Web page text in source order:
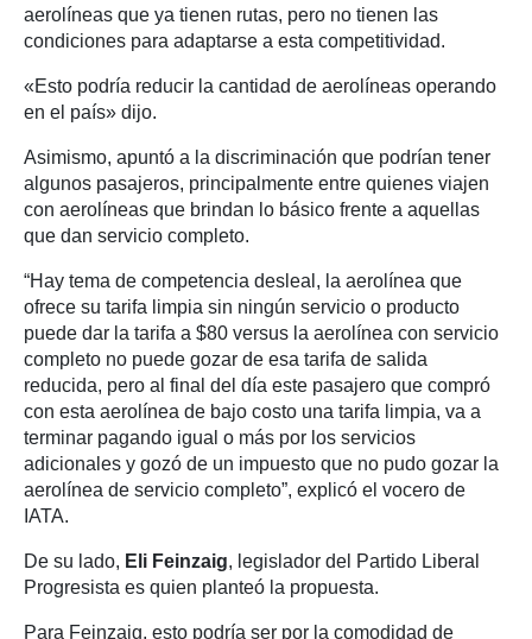
aerolíneas que ya tienen rutas, pero no tienen las
condiciones para adaptarse a esta competitividad.
«Esto podría reducir la cantidad de aerolíneas operando
en el país» dijo.
Asimismo, apuntó a la discriminación que podrían tener
algunos pasajeros, principalmente entre quienes viajen
con aerolíneas que brindan lo básico frente a aquellas
que dan servicio completo.
“Hay tema de competencia desleal, la aerolínea que
ofrece su tarifa limpia sin ningún servicio o producto
puede dar la tarifa a $80 versus la aerolínea con servicio
completo no puede gozar de esa tarifa de salida
reducida, pero al final del día este pasajero que compró
con esta aerolínea de bajo costo una tarifa limpia, va a
terminar pagando igual o más por los servicios
adicionales y gozó de un impuesto que no pudo gozar la
aerolínea de servicio completo”, explicó el vocero de
IATA.
De su lado, Eli Feinzaig, legislador del Partido Liberal
Progresista es quien planteó la propuesta.
Para Feinzaig, esto podría ser por la comodidad de